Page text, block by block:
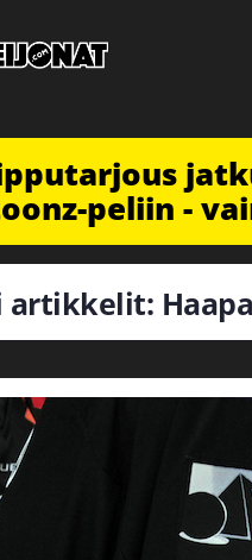
peliin -
artikkelit: